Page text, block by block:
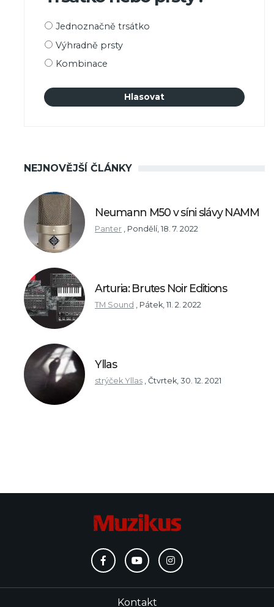
Možnosti
Jednoznačně trsátko
Výhradně prsty
Kombinace
NEJNOVĚJŠÍ ČLÁNKY
Neumann M50 v síni slávy NAMM
Panter , Pondělí, 18. 7. 2022
Arturia: Brutes Noir Editions
TM Sound , Pátek, 11. 2. 2022
Yllas
strýček Yllas , Čtvrtek, 30. 12. 2021
Kontakt